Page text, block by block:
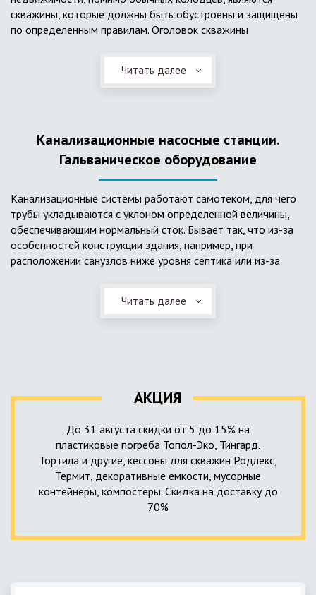
скважины, которые должны быть обустроены и защищены
по определенным правилам. Оголовок скважины
и автоматикой. Все это оборудование способно
подвергаться загрязнению атмосферными и
его работу в нормальном режиме. Лучшим способом
защиты оборудования является устройство герметичной
камеры или кессона, который не только защищает оголовок
скважины от негативных воздействий, но и обеспечивает
удобные условия для обслуживания в любой период года.
Кессон может быть выполнен из обычных железобетонных
колец, но только при отсутствии высокого уровня
подземных вод, так как в этом случае затруднительно
обеспечить требуемую герметичность. Если имеется
достаточную герметичность, недорогие, легко
Читать далее
Канализационные насосные станции.
Гальваническое оборудование
Канализационные системы работают самотеком, для чего
трубы укладываются с уклоном определенной величины,
обеспечивающим нормальный сток. Бывает так, что из-за
особенностей конструкции здания, например, при
расположении санузлов ниже уровня септика или из-за
Единственное решение в таком случае – это
использование КНС – канализационной насосной станции.
Читать далее
АКЦИЯ
До 31 августа скидки от 5 до 15% на
пластиковые погреба Топол-Эко, Тингард,
Тортила и другие, кессоны для скважин Родлекс,
Термит, декоративные емкости, мусорные
контейнеры, компостеры. Скидка на доставку до
70%